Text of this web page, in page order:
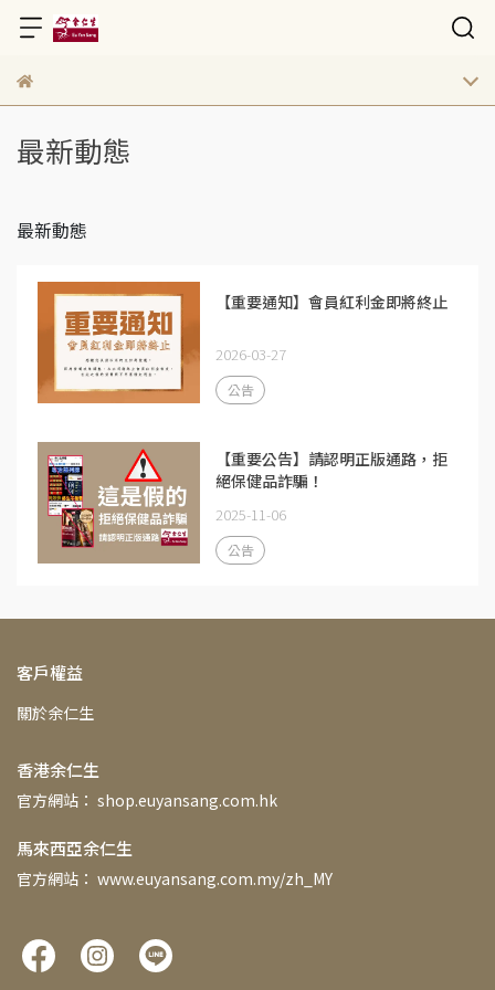
最新動態
最新動態
【重要通知】會員紅利金即將終止
2026-03-27
公告
【重要公告】請認明正版通路，拒
絕保健品詐騙！
2025-11-06
公告
客戶權益
關於余仁生
香港余仁生
官方網站： shop.euyansang.com.hk
馬來西亞余仁生
官方網站： www.euyansang.com.my/zh_MY